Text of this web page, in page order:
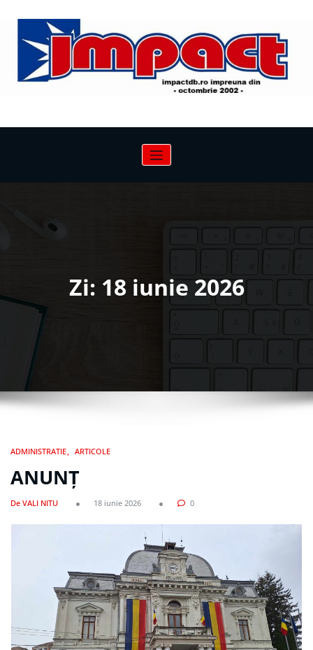
conținut
Zi: 18 iunie 2026
ADMINISTRATIE ARTICOLE
ANUNȚ
De VALI NITU 18 iunie 2026 0